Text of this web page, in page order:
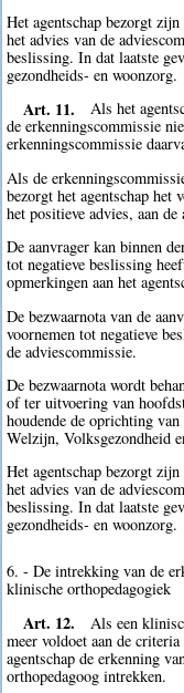
Het agentschap bezorgt
het advies van de
beslissing. In dat laatste
gezondheids- en woonzorg.
Art. 11.
Als het
de erkenningscommissie
erkenningscommissie
Als de
bezorgt het agentschap het
het positieve advies, aan de
De aanvrager kan binnen
tot negatieve beslissing
opmerkingen aan het
De bezwaarnota van de
voornemen tot negatieve
de adviescommissie.
De bezwaarnota wordt
of ter uitvoering van
houdende de oprichting
Welzijn, Volksgezondheid
Het agentschap bezorgt
het advies van de
beslissing. In dat laatste
gezondheids- en woonzorg.
6. - De intrekking van de
klinische orthopedagogiek
Art. 12.
Als een
meer voldoet aan de
agentschap de erkenning
orthopedagoog intrekken.